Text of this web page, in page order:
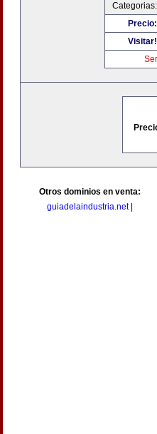
Categorias:
Precio:
Visitar!
Otros dominios en venta:
guiadelaindustria.net|